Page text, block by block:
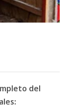
del